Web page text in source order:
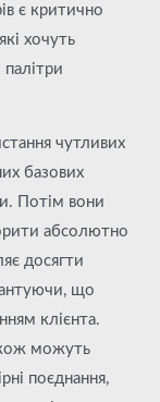
є критично
хочуть
чутливих
базових
Потім вони
абсолютно
досягти
що
клієнта.
можуть
поєднання,